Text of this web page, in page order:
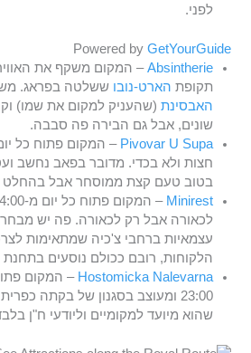
לפני.
Powered by GetYourGuide
Absintherie– המקום משקף את
תקופת הארט-נובו ששלטה בפראג.
האבסינת
שונים, אבל גם הבירה פה סבבה.
Pivovar U Supa
חצות ולא בכדי. מדובר בפאב נחשב
בטוב טעם קצת ממוסחר אבל בהחלט
Minirest
לכאורה אבל רק לכאורה. פה יש
עצמאיות ברחבי צ'כיה שמתאימות
הלקוחות, רובם ככולם נוסעים
Hostomicka Nalevarna
23:00 ומעוצב בסגנון של בקתה
שהוא מיועד למקומיים וליודעי ח"ן